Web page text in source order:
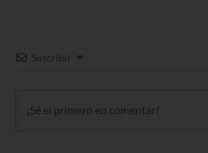
Suscribir